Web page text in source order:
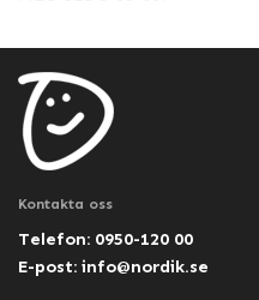
Kontakta oss
Telefon: 0950-120 00
E-post: info@nordik.se